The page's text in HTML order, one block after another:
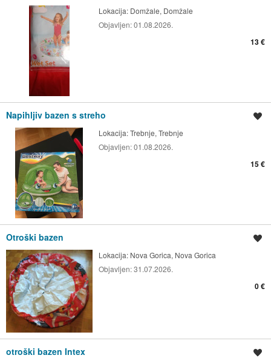
Lokacija: Domžale, Domžale
Objavljen:01.08.2026.
13 €
Napihljiv bazen s streho
Lokacija:Trebnje, Trebnje
Objavljen:01.08.2026.
15 €
Otroški bazen
Lokacija: Nova Gorica, Nova Gorica
Objavljen:31.07.2026.
0 €
otroški bazen Intex